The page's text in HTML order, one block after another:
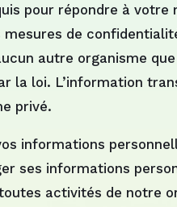
pour répondre à votre
de
autre organisme
la loi. L’information
privé.
informations
ses informations
activités de notre